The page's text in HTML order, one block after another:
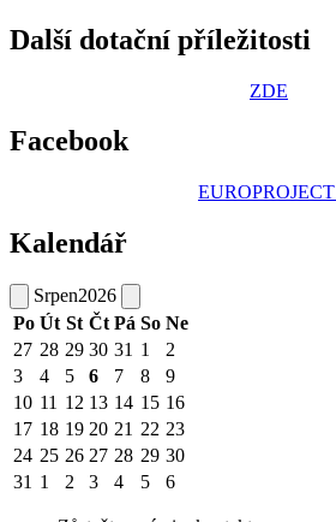
Další dotační příležitosti
ZDE
Facebook
EUROPROJECT
Kalendář
Srpen2026
Po Út St Čt Pá So Ne
27 28 29 30 31 1
2
3
4 5 6 7 8
9
10 11 12 13 14 15 16
17 18 19 20 21 22 23
24 25 26 27 28 29 30
31 1 2 3 4 5 6